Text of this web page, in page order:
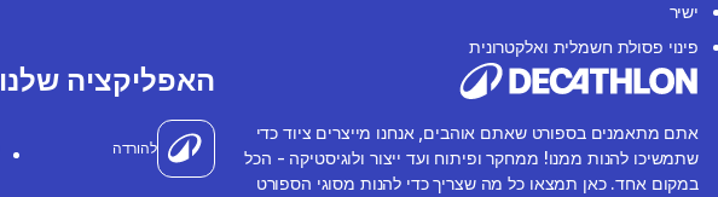
ישיר
פינוי פסולת חשמלית ואלקטרונית
אתם מתאמנים בספורט שאתם אוהבים, אנחנו מייצרים ציוד כדי
שתמשיכו להנות ממנו! ממחקר ופיתוח ועד ייצור ולוגיסטיקה - הכל
במקום אחד. כאן תמצאו כל מה שצריך כדי להנות מסוגי הספורט
האפליקציה שלנו
להורדה